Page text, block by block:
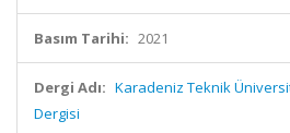
Basım Tarihi: 2021
Dergi Adı: Karadeniz Teknik
Dergisi